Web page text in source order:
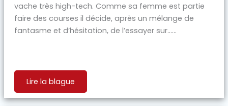
vache très high-tech. Comme sa femme est partie
faire des courses il décide, après un mélange de
fantasme et d’hésitation, de l’essayer sur…...
Lire la blague